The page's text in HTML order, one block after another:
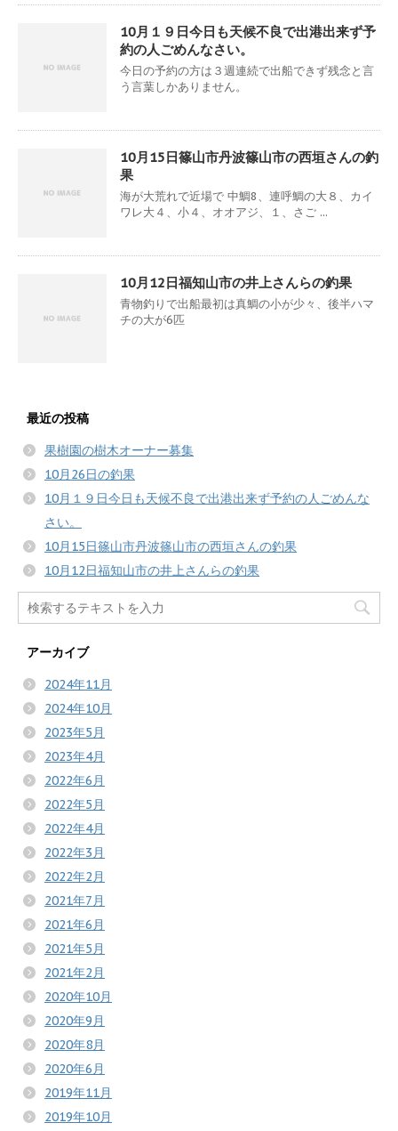
10月１９日今日も天候不良で出港出来ず予
約の人ごめんなさい。
今日の予約の方は３週連続で出船できず残念と言
う言葉しかありません。
10月15日篠山市丹波篠山市の西垣さんの釣
果
海が大荒れで近場で 中鯛8、連呼鯛の大８、カイ
ワレ大４、小４、オオアジ、１、さご ...
10月12日福知山市の井上さんらの釣果
青物釣りで出船最初は真鯛の小が少々、後半ハマ
チの大が6匹
最近の投稿
果樹園の樹木オーナー募集
10月26日の釣果
10月１９日今日も天候不良で出港出来ず予約の人ごめんな
さい。
10月15日篠山市丹波篠山市の西垣さんの釣果
10月12日福知山市の井上さんらの釣果
アーカイブ
2024年11月
2024年10月
2023年5月
2023年4月
2022年6月
2022年5月
2022年4月
2022年3月
2022年2月
2021年7月
2021年6月
2021年5月
2021年2月
2020年10月
2020年9月
2020年8月
2020年6月
2019年11月
2019年10月